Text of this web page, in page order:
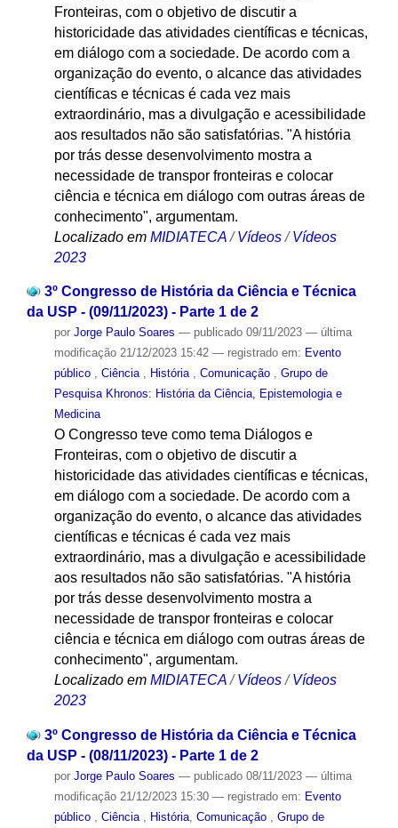
Fronteiras, com o objetivo de discutir a
historicidade das atividades científicas e técnicas,
em diálogo com a sociedade. De acordo com a
organização do evento, o alcance das atividades
científicas e técnicas é cada vez mais
extraordinário, mas a divulgação e acessibilidade
aos resultados não são satisfatórias. "A história
por trás desse desenvolvimento mostra a
necessidade de transpor fronteiras e colocar
ciência e técnica em diálogo com outras áreas de
conhecimento", argumentam.
Localizado em MIDIATECA /Vídeos /Vídeos
2023
3º Congresso de História da Ciência e Técnica
da USP - (09/11/2023) - Parte 1 de 2
por Jorge Paulo Soares — publicado09/11/2023 — última
modificação21/12/2023 15:42 — registrado em: Evento
público , Ciência , História , Comunicação , Grupo de
Pesquisa Khronos: História da Ciência, Epistemologia e
Medicina
O Congresso teve como tema Diálogos e
Fronteiras, com o objetivo de discutir a
historicidade das atividades científicas e técnicas,
em diálogo com a sociedade. De acordo com a
organização do evento, o alcance das atividades
científicas e técnicas é cada vez mais
extraordinário, mas a divulgação e acessibilidade
aos resultados não são satisfatórias. "A história
por trás desse desenvolvimento mostra a
necessidade de transpor fronteiras e colocar
ciência e técnica em diálogo com outras áreas de
conhecimento", argumentam.
Localizado em MIDIATECA /Vídeos /Vídeos
2023
3º Congresso de História da Ciência e Técnica
da USP - (08/11/2023) - Parte 1 de 2
por Jorge Paulo Soares — publicado08/11/2023 — última
modificação21/12/2023 15:30 — registrado em: Evento
público , Ciência , História, Comunicação , Grupo de